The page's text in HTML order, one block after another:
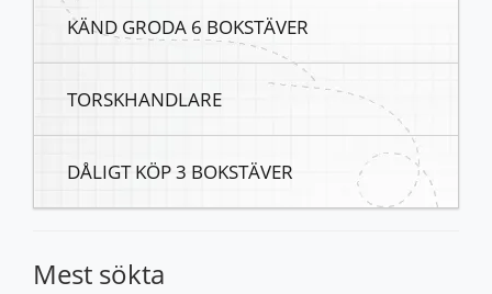
KÄND GRODA 6 BOKSTÄVER
TORSKHANDLARE
DÅLIGT KÖP 3 BOKSTÄVER
Mest sökta